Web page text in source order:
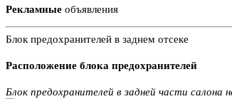
Рекламные объявления
Блок предохранителей в заднем отсеке
Расположение блока предохранителей
Блок предохранителей в задней части